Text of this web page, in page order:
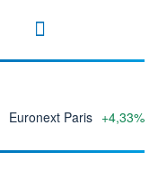
Euronext Paris +4,33%